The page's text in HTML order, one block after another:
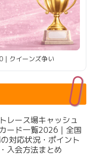
｜クイーンズ争い
レース場キャッシュ
ード一覧2026｜全国
対応状況・ポイント
入会方法まとめ